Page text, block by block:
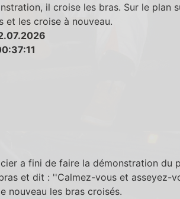
il croise les bras. Sur le plan
et les croise à nouveau.
a fini de faire la démonstration du
et dit : ''Calmez-vous et asseyez-
nouveau les bras croisés.